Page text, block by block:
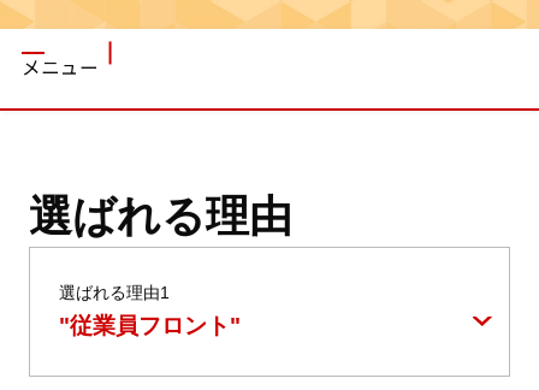
メニュー
選ばれる理由
選ばれる理由1
"従業員フロント"